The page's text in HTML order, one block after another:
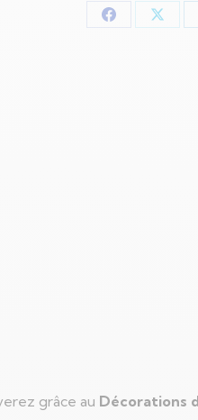
Partager
grâce au Décorations